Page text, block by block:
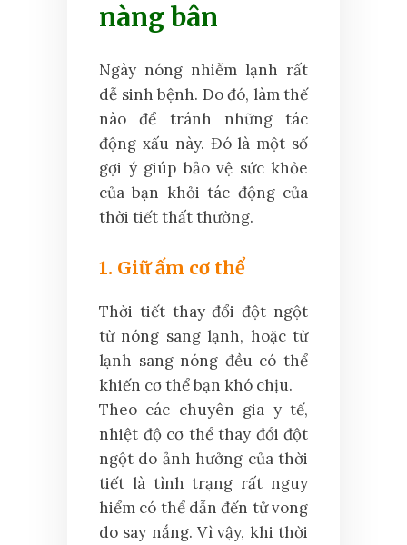
nàng bân
Ngày nóng nhiễm lạnh rất
dễ sinh bệnh. Do đó, làm thế
nào để tránh những tác
động xấu này. Đó là một số
gợi ý giúp bảo vệ sức khỏe
của bạn khỏi tác động của
thời tiết thất thường.
1. Giữ ấm cơ thể
Thời tiết thay đổi đột ngột
từ nóng sang lạnh, hoặc từ
lạnh sang nóng đều có thể
khiến cơ thể bạn khó chịu.
Theo các chuyên gia y tế,
nhiệt độ cơ thể thay đổi đột
ngột do ảnh hưởng của thời
tiết là tình trạng rất nguy
hiểm có thể dẫn đến tử vong
do say nắng. Vì vậy, khi thời